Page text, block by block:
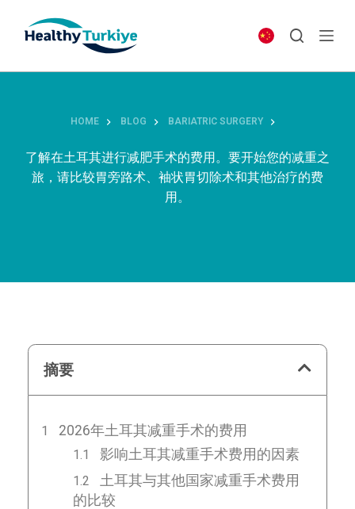
p
HOME BLOG BARIATRIC SURGERY
了解在土耳其进行减肥手术的费用。要开始您的减重之
旅，请比较胃旁路术、袖状胃切除术和其他治疗的费
用。
摘要
2026年土耳其减重手术的费用
影响土耳其减重手术费用的因素
土耳其与其他国家减重手术费用
的比较